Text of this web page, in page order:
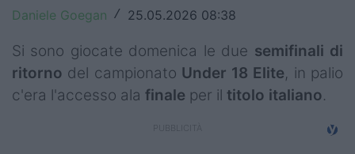
Rugby World Cup
Super Rugby
Daniele Goegan / 25.05.2026 08:38
Si sono giocate domenica le due semifinali di
ritorno del campionato Under 18 Elite, in palio
c'era l'accesso ala finale per il titolo italiano.